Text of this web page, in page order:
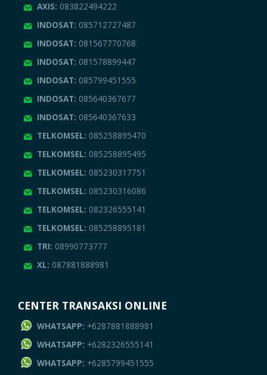
AXIS: 083822494222
INDOSAT: 085712727487
INDOSAT: 081567770768
INDOSAT: 081578899447
INDOSAT: 085799451555
INDOSAT: 085640367677
INDOSAT: 085640367633
TELKOMSEL: 085258895470
TELKOMSEL: 085258895495
TELKOMSEL: 085230317751
TELKOMSEL: 085230316086
TELKOMSEL: 082326555141
TELKOMSEL: 085258895181
TRI: 08990773777
XL: 087881888981
CENTER TRANSAKSI ONLINE
WHATSAPP: +6287881888981
WHATSAPP: +6282326555141
WHATSAPP: +6285799451555